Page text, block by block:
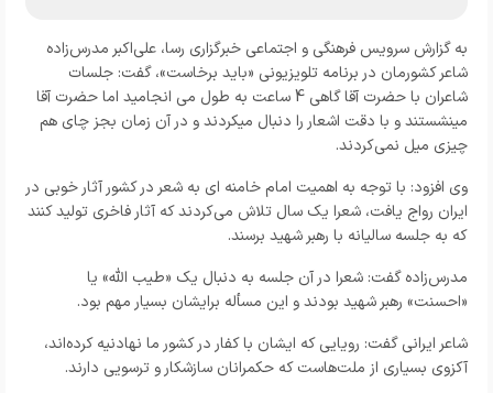
به گزارش سرویس فرهنگی و اجتماعی خبرگزاری رسا، علی‌اکبر مدرس‌زاده
شاعر کشورمان در برنامه تلویزیونی «باید برخاست»، گفت: جلسات
شاعران با حضرت آقا گاهی 4 ساعت به طول می انجامید اما حضرت آقا
مینشستند و با دقت اشعار را دنبال میکردند و در آن زمان بجز چای هم
چیزی میل نمی‌کردند.
وی افزود: با توجه به اهمیت امام خامنه ای به شعر در کشور آثار خوبی در
ایران رواج یافت، شعرا یک سال تلاش می‌کردند که آثار فاخری تولید کنند
که به جلسه سالیانه با رهبر شهید برسند.
مدرس‌زاده گفت: شعرا در آن جلسه به دنبال یک «طیب الله» یا
«احسنت» رهبر شهید بودند و این مسأله برایشان بسیار مهم بود.
شاعر ایرانی گفت: رویایی که ایشان با کفار در کشور ما نهادنیه کرده‌اند،
آكزوی بسیاری از ملت‌هاست که حکمرانان سازشکار و ترسویی دارند.